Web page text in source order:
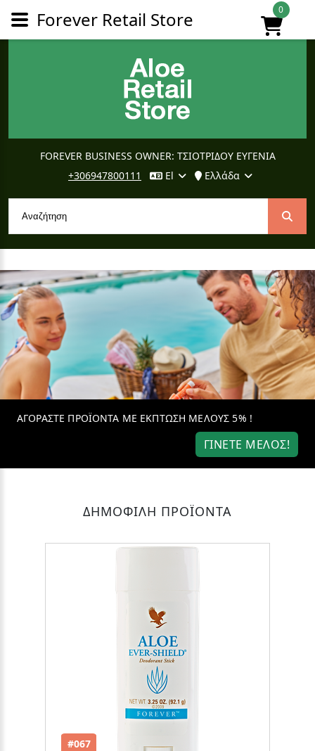
FOREVER BUSINESS OWNER: ΤΣΙΟΤΡΙΔΟΥ ΕΥΓΕΝΙΑ
+306947800111
El Ελλάδα
0
ΑΓΟΡΑΣΤΕ ΠΡΟΪΟΝΤΑ ΜΕ ΕΚΠΤΩΣΗ ΜΕΛΟΥΣ 5% !
ΓΙΝΕΤΕ ΜΕΛΟΣ!
ΔΗΜΟΦΙΛΗ ΠΡΟΪΟΝΤΑ
#067
Forever Retail Store